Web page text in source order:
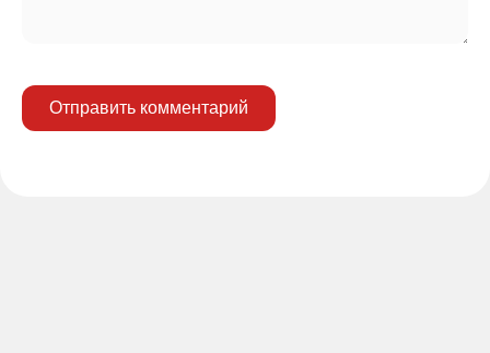
Отправить комментарий